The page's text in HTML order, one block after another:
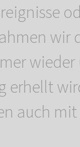
wir
erhellt
auch